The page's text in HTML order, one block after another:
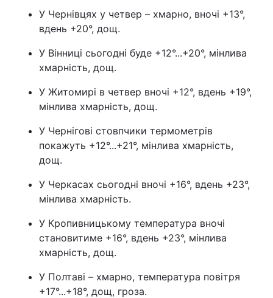
Тема оформлення
У Чернівцях у четвер – хмарно, вночі +13°,
вдень +20°, дощ.
У Вінниці сьогодні буде +12°...+20°, мінлива
хмарність, дощ.
У Житомирі в четвер вночі +12°, вдень +19°,
мінлива хмарність, дощ.
У Чернігові стовпчики термометрів
покажуть +12°...+21°, мінлива хмарність,
дощ.
У Черкасах сьогодні вночі +16°, вдень +23°,
мінлива хмарність.
У Кропивницькому температура вночі
становитиме +16°, вдень +23°, мінлива
хмарність, дощ.
У Полтаві – хмарно, температура повітря
+17°...+18°, дощ, гроза.